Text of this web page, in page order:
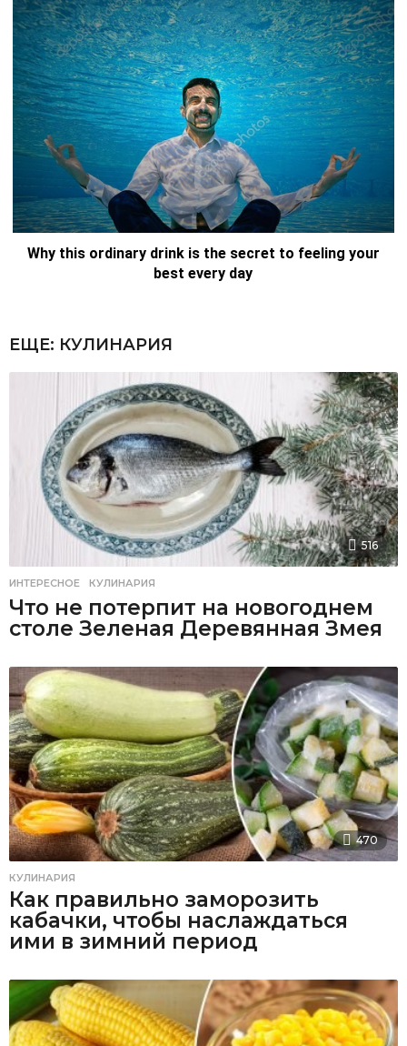
ЕЩЕ: КУЛИНАРИЯ
516
ИНТЕРЕСНОЕ ,КУЛИНАРИЯ
Что не потерпит на новогоднем
столе Зеленая Деревянная Змея
470
КУЛИНАРИЯ
Как правильно заморозить
кабачки, чтобы наслаждаться
ими в зимний период